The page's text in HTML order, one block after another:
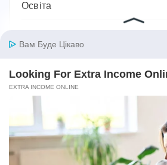
Освіта
Підприємництво та бізнес
Подарунки